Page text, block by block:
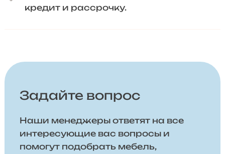
кредит и рассрочку.
Задайте вопрос
Наши менеджеры ответят на все
интересующие вас вопросы и
помогут подобрать мебель,